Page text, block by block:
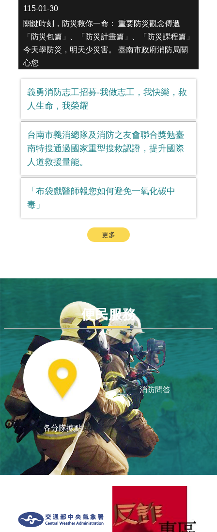
115-01-30
關鍵時刻，防災救你一命： 重要防災觀念傳遞
「防災包篇」、「防災計畫篇」、「防災課程篇」
今天學防災，明天少災害。 臺南市政府消防局關
心您
義勇消防志工招募-我做志工，我快樂，救
人生命，我榮耀
台南市義消總隊及消防之友會聯合獎勉臺
南特搜通過國家重型搜救認證，提升國際
人道救援量能。
「布袋戲醫師報您如何避免一氧化碳中
毒」
更多
便民服務